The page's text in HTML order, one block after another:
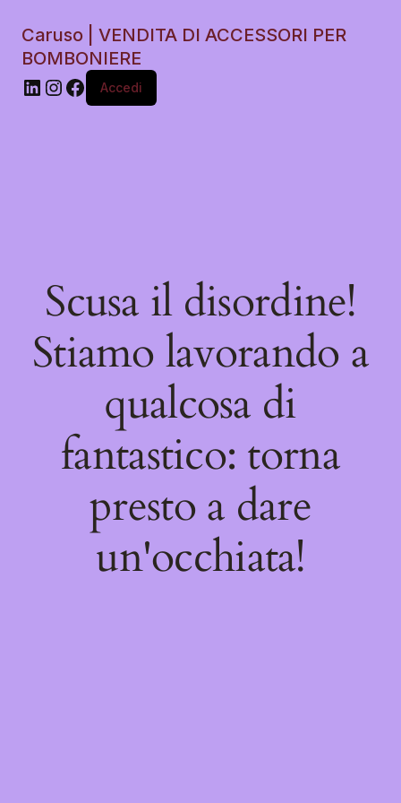
Caruso | VENDITA DI ACCESSORI PER
BOMBONIERE
Accedi
Scusa il disordine!
Stiamo lavorando a
qualcosa di
fantastico: torna
presto a dare
un'occhiata!